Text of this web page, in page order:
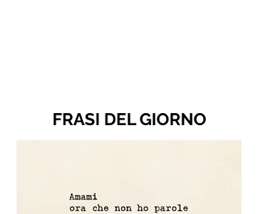
FRASI DEL GIORNO